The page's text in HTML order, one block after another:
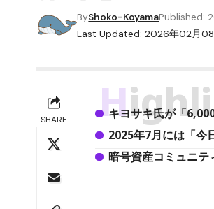
Last Updated: 2026年02月08
ByShoko-KoyamaPublished:
SHARE
キヨサキ氏が「
2025年7月には「今
暗号資産コミュニテ